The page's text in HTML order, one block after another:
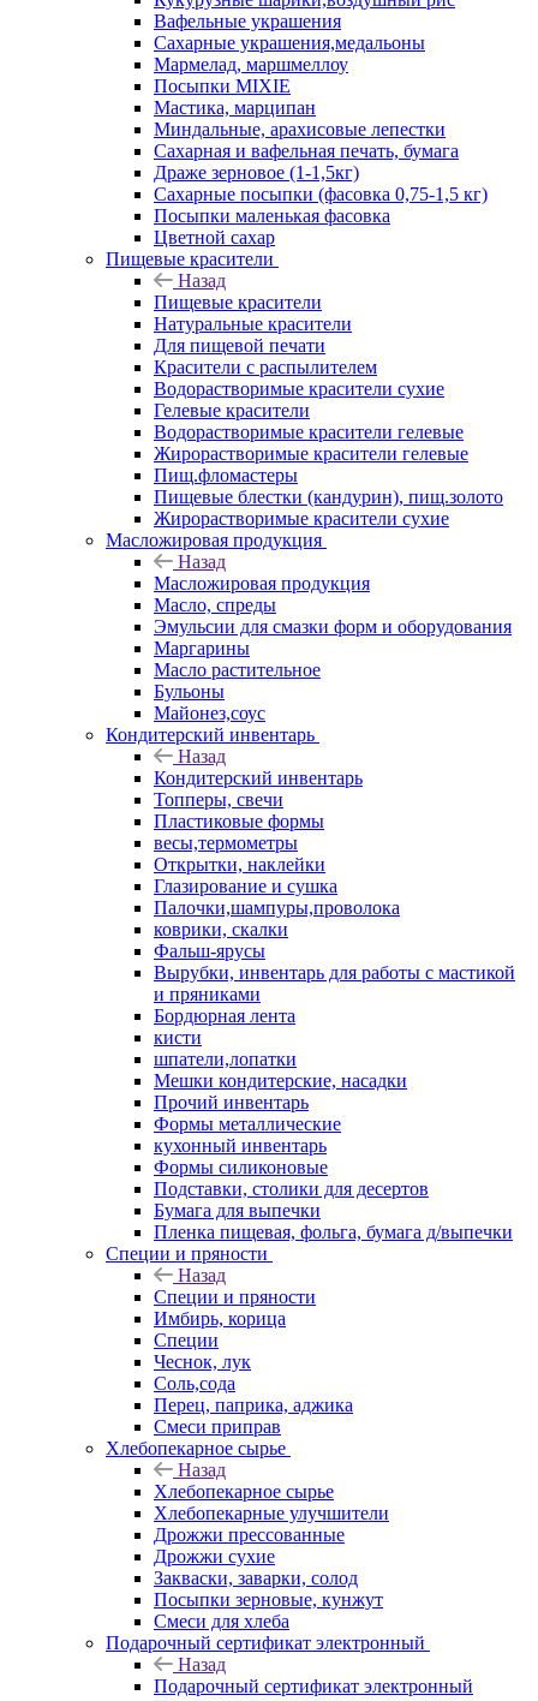
Вафельные украшения
Сахарные украшения,медальоны
Мармелад, маршмеллоу
Посыпки MIXIE
Мастика, марципан
Миндальные, арахисовые лепестки
Сахарная и вафельная печать, бумага
Драже зерновое (1-1,5кг)
Сахарные посыпки (фасовка 0,75-1,5 кг)
Посыпки маленькая фасовка
Цветной сахар
Пищевые красители
Назад
Пищевые красители
Натуральные красители
Для пищевой печати
Красители с распылителем
Водорастворимые красители сухие
Гелевые красители
Водорастворимые красители гелевые
Жирорастворимые красители гелевые
Пищ.фломастеры
Пищевые блестки (кандурин), пищ.золото
Жирорастворимые красители сухие
Масложировая продукция
Назад
Масложировая продукция
Масло, спреды
Эмульсии для смазки форм и оборудования
Маргарины
Масло растительное
Бульоны
Майонез,соус
Кондитерский инвентарь
Назад
Кондитерский инвентарь
Топперы, свечи
Пластиковые формы
весы,термометры
Открытки, наклейки
Глазирование и сушка
Палочки,шампуры,проволока
коврики, скалки
Фальш-ярусы
Вырубки, инвентарь для работы с мастикой
и пряниками
Бордюрная лента
кисти
шпатели,лопатки
Мешки кондитерские, насадки
Прочий инвентарь
Формы металлические
кухонный инвентарь
Формы силиконовые
Подставки, столики для десертов
Бумага для выпечки
Пленка пищевая, фольга, бумага д/выпечки
Специи и пряности
Назад
Специи и пряности
Имбирь, корица
Специи
Чеснок, лук
Соль,сода
Перец, паприка, аджика
Смеси приправ
Хлебопекарное сырье
Назад
Хлебопекарное сырье
Хлебопекарные улучшители
Дрожжи прессованные
Дрожжи сухие
Закваски, заварки, солод
Посыпки зерновые, кунжут
Смеси для хлеба
Подарочный сертификат электронный
Назад
Подарочный сертификат электронный